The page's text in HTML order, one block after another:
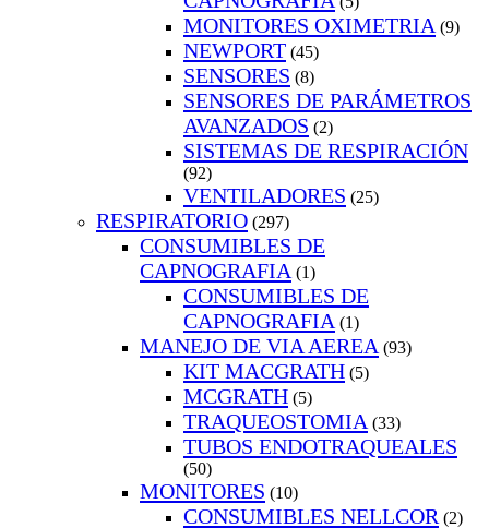
MONITORES OXIMETRIA (9)
NEWPORT (45)
SENSORES (8)
SENSORES DE PARÁMETROS
AVANZADOS (2)
SISTEMAS DE RESPIRACIÓN
(92)
VENTILADORES (25)
RESPIRATORIO (297)
CONSUMIBLES DE
CAPNOGRAFIA (1)
CONSUMIBLES DE
CAPNOGRAFIA (1)
MANEJO DE VIA AEREA (93)
KIT MACGRATH (5)
MCGRATH (5)
TRAQUEOSTOMIA (33)
TUBOS ENDOTRAQUEALES
(50)
MONITORES (10)
CONSUMIBLES NELLCOR (2)